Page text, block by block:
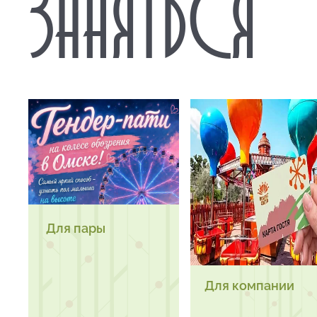
Для пары
Для компании